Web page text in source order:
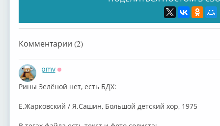
Комментарии (2)
pmv
Рины Зелёной нет, есть БДХ:
Е.Жарковский / Я.Сашин, Большой детский хор, 1975